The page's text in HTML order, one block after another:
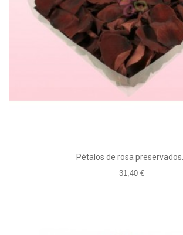
Pétalos de rosa preservados...
31,40 €